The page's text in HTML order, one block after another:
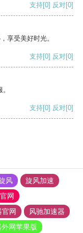
支持[0] 反对[0]
享受美好时光。
支持[0] 反对[0]
支持[0] 反对[0]
风
旋风加速
网
网
风驰加速器
网苹果版